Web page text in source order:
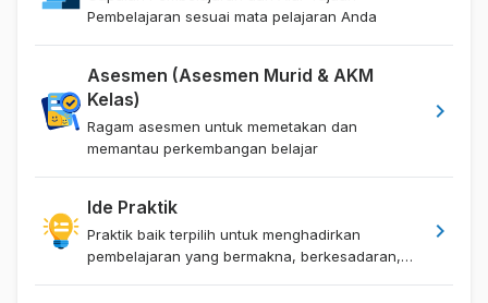
Pembelajaran sesuai mata pelajaran Anda
Asesmen (Asesmen Murid & AKM
Kelas)
Ragam asesmen untuk memetakan dan
memantau perkembangan belajar
chevron_right
Ide Praktik
Praktik baik terpilih untuk menghadirkan
pembelajaran yang bermakna, berkesadaran,
chevron_right